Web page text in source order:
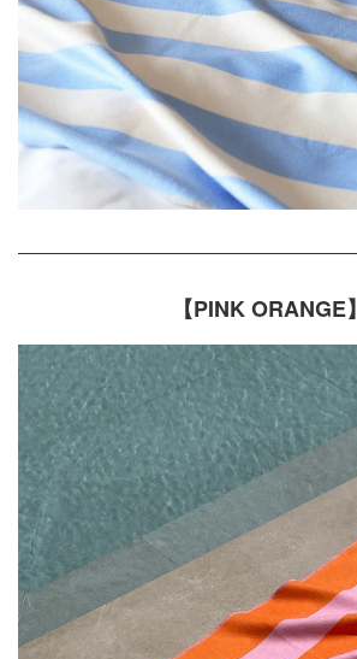
【PINK ORANGE】